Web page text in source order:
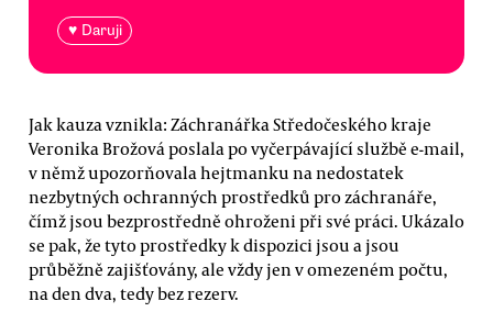
♥ Daruji
Jak kauza vznikla: Záchranářka Středočeského kraje
Veronika Brožová poslala po vyčerpávající službě e-mail,
v němž upozorňovala hejtmanku na nedostatek
nezbytných ochranných prostředků pro záchranáře,
čímž jsou bezprostředně ohroženi při své práci. Ukázalo
se pak, že tyto prostředky k dispozici jsou a jsou
průběžně zajišťovány, ale vždy jen v omezeném počtu,
na den dva, tedy bez rezerv.